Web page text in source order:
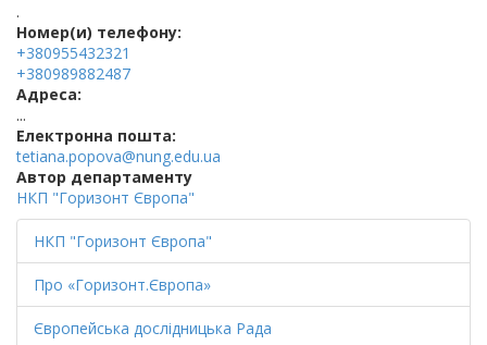
.
Номер(и) телефону:
+380955432321
+380989882487
Адреса:
...
Електронна пошта:
tetiana.popova@nung.edu.ua
Автор департаменту
НКП "Горизонт Європа"
НКП "Горизонт Європа"
Про «Горизонт.Європа»
Європейська дослідницька Рада